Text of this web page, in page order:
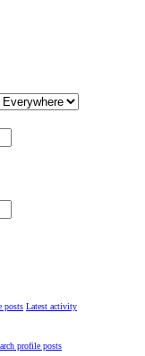
posts Latest activity
profile posts